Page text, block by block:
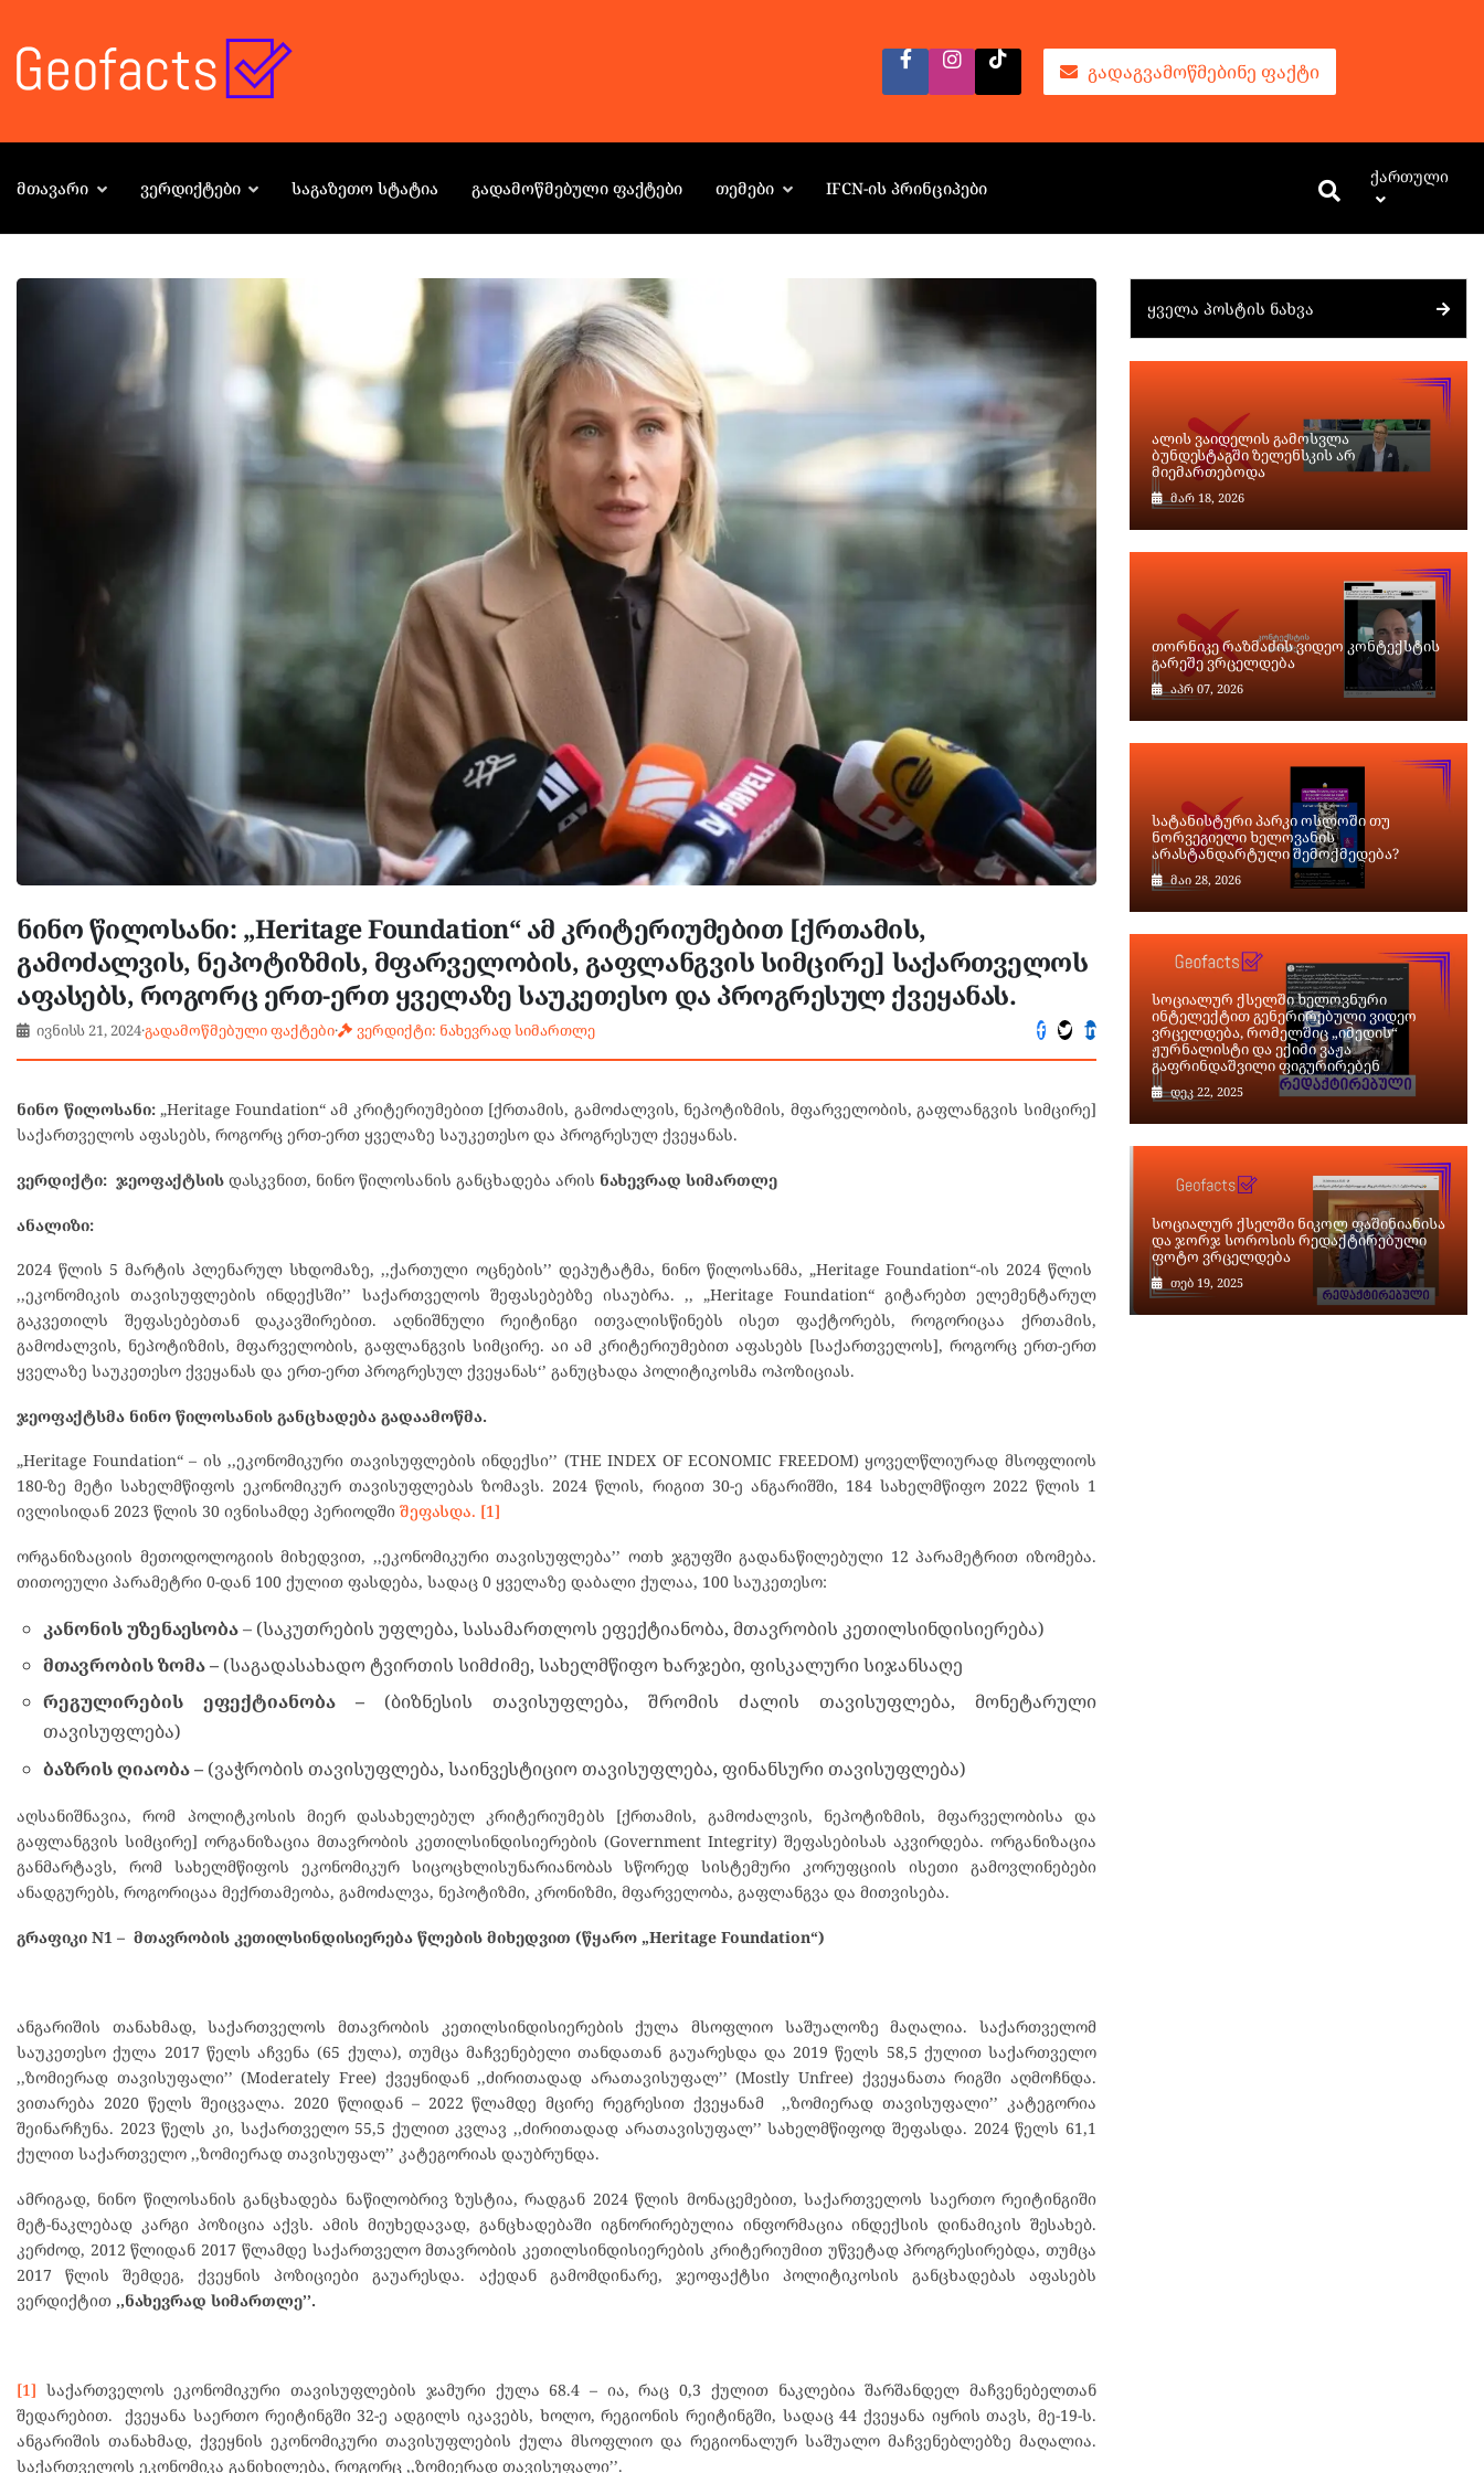
ᲒᲐᲓᲐᲒᲕᲐᲛᲝᲬᲛᲔᲑᲘᲜᲔ ᲤᲐᲥᲢᲘ
ᲛᲗᲐᲕᲐᲠᲘ ᲕᲔᲠᲓᲘᲥᲢᲔᲑᲘ ᲡᲐᲒᲐᲖᲔᲗᲝ ᲡᲢᲐᲢᲘᲐ ᲒᲐᲓᲐᲛᲝᲬᲛᲔᲑᲣᲚᲘ ᲤᲐᲥᲢᲔᲑᲘ ᲗᲔᲛᲔᲑᲘ IFCN-ᲘᲡ ᲞᲠᲘᲜᲪᲘᲞᲔᲑᲘ
Ქართული
ნინო წილოსანი: „Heritage Foundation“ ამ კრიტერიუმებით [ქრთამის,
გამოძალვის, ნეპოტიზმის, მფარველობის, გაფლანგვის სიმცირე] საქართველოს
აფასებს, როგორც ერთ-ერთ ყველაზე საუკეთესო და პროგრესულ ქვეყანას.
ივნისს 21, 2024·გადამოწმებული ფაქტები· ვერდიქტი: ნახევრად სიმართლე
ნინო წილოსანი:„Heritage Foundation“ ამ კრიტერიუმებით [ქრთამის, გამოძალვის, ნეპოტიზმის, მფარველობის, გაფლანგვის სიმცირე]
საქართველოს აფასებს, როგორც ერთ-ერთ ყველაზე საუკეთესო და პროგრესულ ქვეყანას.
ვერდიქტი: ჯეოფაქტსის დასკვნით, ნინო წილოსანის განცხადება არის ნახევრად სიმართლე
ანალიზი:
2024 წლის 5 მარტის პლენარულ სხდომაზე, ,,ქართული ოცნების’’ დეპუტატმა, ნინო წილოსანმა, „Heritage Foundation“-ის 2024 წლის
,,ეკონომიკის თავისუფლების ინდექსში’’ საქართველოს შეფასებებზე ისაუბრა. ,, „Heritage Foundation“ გიტარებთ ელემენტარულ
გაკვეთილს შეფასებებთან დაკავშირებით. აღნიშნული რეიტინგი ითვალისწინებს ისეთ ფაქტორებს, როგორიცაა ქრთამის,
გამოძალვის, ნეპოტიზმის, მფარველობის, გაფლანგვის სიმცირე. აი ამ კრიტერიუმებით აფასებს [საქართველოს], როგორც ერთ-ერთ
ყველაზე საუკეთესო ქვეყანას და ერთ-ერთ პროგრესულ ქვეყანას‘’ განუცხადა პოლიტიკოსმა ოპოზიციას.
ჯეოფაქტსმა ნინო წილოსანის განცხადება გადაამოწმა.
„Heritage Foundation“ – ის ,,ეკონომიკური თავისუფლების ინდექსი’’ (THE INDEX OF ECONOMIC FREEDOM) ყოველწლიურად მსოფლიოს
180-ზე მეტი სახელმწიფოს ეკონომიკურ თავისუფლებას ზომავს. 2024 წლის, რიგით 30-ე ანგარიშში, 184 სახელმწიფო 2022 წლის 1
ივლისიდან 2023 წლის 30 ივნისამდე პერიოდში შეფასდა. [1]
ორგანიზაციის მეთოდოლოგიის მიხედვით, ,,ეკონომიკური თავისუფლება’’ ოთხ ჯგუფში გადანაწილებული 12 პარამეტრით იზომება.
თითოეული პარამეტრი 0-დან 100 ქულით ფასდება, სადაც 0 ყველაზე დაბალი ქულაა, 100 საუკეთესო:
კანონის უზენაესობა– (საკუთრების უფლება, სასამართლოს ეფექტიანობა, მთავრობის კეთილსინდისიერება)
მთავრობის ზომა – (საგადასახადო ტვირთის სიმძიმე, სახელმწიფო ხარჯები, ფისკალური სიჯანსაღე
რეგულირების ეფექტიანობა – (ბიზნესის თავისუფლება, შრომის ძალის თავისუფლება, მონეტარული
თავისუფლება)
ბაზრის ღიაობა – (ვაჭრობის თავისუფლება, საინვესტიციო თავისუფლება, ფინანსური თავისუფლება)
აღსანიშნავია, რომ პოლიტკოსის მიერ დასახელებულ კრიტერიუმებს [ქრთამის, გამოძალვის, ნეპოტიზმის, მფარველობისა და
გაფლანგვის სიმცირე] ორგანიზაცია მთავრობის კეთილსინდისიერების (Government Integrity) შეფასებისას აკვირდება. ორგანიზაცია
განმარტავს, რომ სახელმწიფოს ეკონომიკურ სიცოცხლისუნარიანობას სწორედ სისტემური კორუფციის ისეთი გამოვლინებები
ანადგურებს, როგორიცაა მექრთამეობა, გამოძალვა, ნეპოტიზმი, კრონიზმი, მფარველობა, გაფლანგვა და მითვისება.
გრაფიკი N1 – მთავრობის კეთილსინდისიერება წლების მიხედვით (წყარო „Heritage Foundation“)
ანგარიშის თანახმად, საქართველოს მთავრობის კეთილსინდისიერების ქულა მსოფლიო საშუალოზე მაღალია. საქართველომ
საუკეთესო ქულა 2017 წელს აჩვენა (65 ქულა), თუმცა მაჩვენებელი თანდათან გაუარესდა და 2019 წელს 58,5 ქულით საქართველო
,,ზომიერად თავისუფალი’’ (Moderately Free) ქვეყნიდან ,,ძირითადად არათავისუფალ’’ (Mostly Unfree) ქვეყანათა რიგში აღმოჩნდა.
ვითარება 2020 წელს შეიცვალა. 2020 წლიდან – 2022 წლამდე მცირე რეგრესით ქვეყანამ ,,ზომიერად თავისუფალი’’ კატეგორია
შეინარჩუნა. 2023 წელს კი, საქართველო 55,5 ქულით კვლავ ,,ძირითადად არათავისუფალ’’ სახელმწიფოდ შეფასდა. 2024 წელს 61,1
ქულით საქართველო ,,ზომიერად თავისუფალ’’ კატეგორიას დაუბრუნდა.
ამრიგად, ნინო წილოსანის განცხადება ნაწილობრივ ზუსტია, რადგან 2024 წლის მონაცემებით, საქართველოს საერთო რეიტინგიში
მეტ-ნაკლებად კარგი პოზიცია აქვს. ამის მიუხედავად, განცხადებაში იგნორირებულია ინფორმაცია ინდექსის დინამიკის შესახებ.
კერძოდ, 2012 წლიდან 2017 წლამდე საქართველო მთავრობის კეთილსინდისიერების კრიტერიუმით უწვეტად პროგრესირებდა, თუმცა
2017 წლის შემდეგ, ქვეყნის პოზიციები გაუარესდა. აქედან გამომდინარე, ჯეოფაქტსი პოლიტიკოსის განცხადებას აფასებს
ვერდიქტით ,,ნახევრად სიმართლე’’.
[1] საქართველოს ეკონომიკური თავისუფლების ჯამური ქულა 68.4 – ია, რაც 0,3 ქულით ნაკლებია შარშანდელ მაჩვენებელთან
შედარებით. ქვეყანა საერთო რეიტინგში 32-ე ადგილს იკავებს, ხოლო, რეგიონის რეიტინგში, სადაც 44 ქვეყანა იყრის თავს, მე-19-ს.
ანგარიშის თანახმად, ქვეყნის ეკონომიკური თავისუფლების ქულა მსოფლიო და რეგიონალურ საშუალო მაჩვენებლებზე მაღალია.
საქართველოს ეკონომიკა განიხილება, როგორც ,,ზომიერად თავისუფალი’’.
ᲧᲕᲔᲚᲐ ᲞᲝᲡᲢᲘᲡ ᲜᲐᲮᲕᲐ
ალის ვაიდელის გამოსვლა
ბუნდესტაგში ზელენსკის არ
მიემართებოდა
მარ 18, 2026
თორნიკე რაზმაძის ვიდეო კონტექსტის
გარეშე ვრცელდება
აპრ 07, 2026
სატანისტური პარკი ოსლოში თუ
ნორვეგიელი ხელოვანის
არასტანდარტული შემოქმედება?
მაი 28, 2026
სოციალურ ქსელში ხელოვნური
ინტელექტით გენერირებული ვიდეო
ვრცელდება, რომელშიც „იმედის“
ჟურნალისტი და ექიმი ვაჟა
გაფრინდაშვილი ფიგურირებენ
დეკ 22, 2025
სოციალურ ქსელში ნიკოლ ფაშინიანისა
და ჯორჯ სოროსის რედაქტირებული
ფოტო ვრცელდება
თებ 19, 2025